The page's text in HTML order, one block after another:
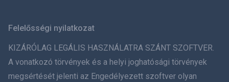
ภาษาไทย
简体中文
Felelősségi nyilatkozat
KIZÁRÓLAG LEGÁLIS HASZNÁLATRA SZÁNT SZOFTVER.
A vonatkozó törvények és a helyi joghatósági törvények
megsértését jelenti az Engedélyezett szoftver olyan